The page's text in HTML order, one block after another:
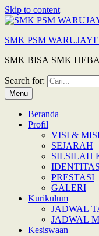
Skip to content
SMK PSM
SMK BISA SMK
Search for:
Menu
Beranda
Profil
VISI &
SEJARAH
SILSILAH
PRESTASI
GALERI
Kurikulum
JADWAL
JADWAL
Kesiswaan